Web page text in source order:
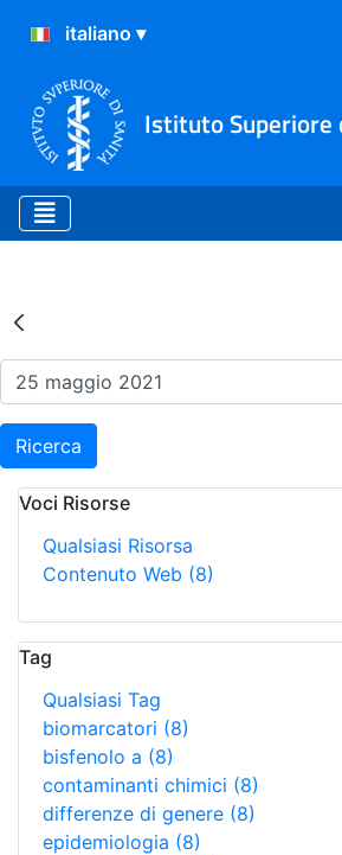
Istituto Superiore
Risultati della
Ricerca
Voci Risorse
Qualsiasi Risorsa
Contenuto Web (8)
Tag
Qualsiasi Tag
biomarcatori (8)
bisfenolo a (8)
contaminanti chimici (8)
differenze di genere (8)
epidemiologia (8)